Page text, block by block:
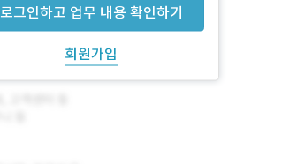
로그인하고 업무 내용 확인하기
회원가입